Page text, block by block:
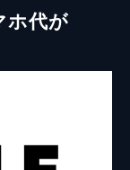
ホ代が